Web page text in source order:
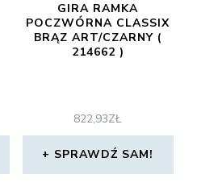
GIRA RAMKA
POCZWÓRNA CLASSIX
BRĄZ ART/CZARNY (
214662 )
822,93ZŁ
SPRAWDŹ SAM!